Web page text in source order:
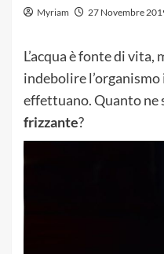
Myriam 27 Novembre
L’acqua è fonte di vita,
indebolire l’organismo
effettuano. Quanto ne
frizzante?